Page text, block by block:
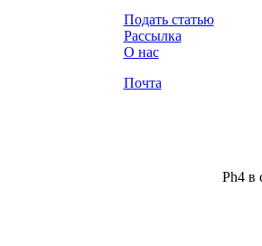
Подать статью
Рассылка
О нас
Почта
Ph4 в